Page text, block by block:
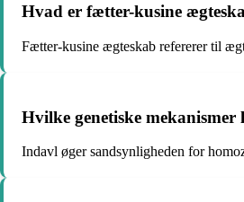
Hvad er fætter-kusine
Fætter-kusine ægteskab refererer til
Hvilke genetiske
Indavl øger sandsynligheden for